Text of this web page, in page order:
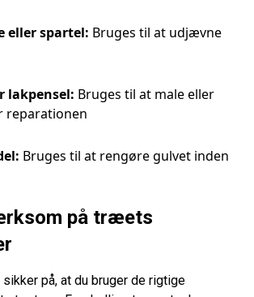
eller spartel: Bruges til at udjævne
lakpensel: Bruges til at male eller
reparationen
Bruges til at rengøre gulvet inden
på træets
på, at du bruger de rigtige